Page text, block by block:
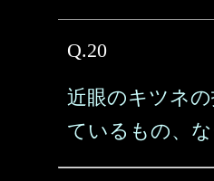
Q.20
近眼のキツネ
ているもの、な